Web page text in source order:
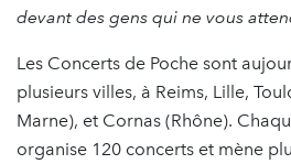
devant des gens qui ne vous
Les Concerts de Poche sont
plusieurs villes, à Reims, Lille,
Marne), et Cornas (Rhône).
organise 120 concerts et mène